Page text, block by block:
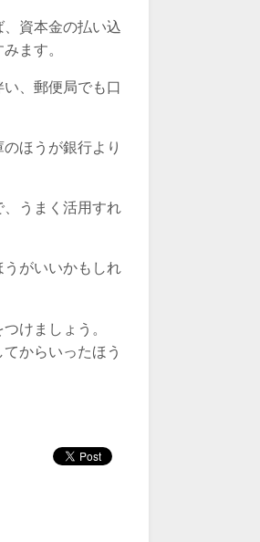
資本金の払い込
ます。
、郵便局でも口
ほうが銀行より
うまく活用すれ
がいいかもしれ
けましょう。
からいったほう